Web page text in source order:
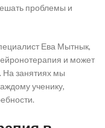
проблемы и
Ева Мытнык,
и может
На занятиях мы
ученику,